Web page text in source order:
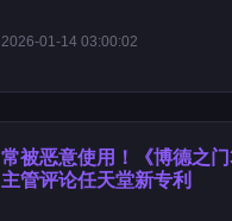
2026-01-14 03:00:02
常被恶意使用！《博德之
主管评论任天堂新专利